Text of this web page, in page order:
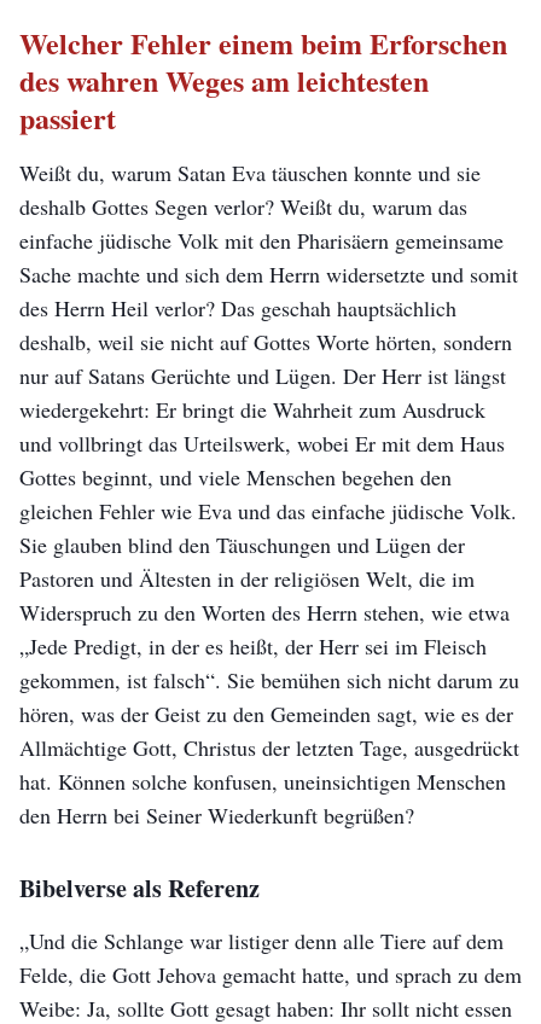
Welcher Fehler einem beim Erforschen
des wahren Weges am leichtesten
passiert
Weißt du, warum Satan Eva täuschen konnte und sie
deshalb Gottes Segen verlor? Weißt du, warum das
einfache jüdische Volk mit den Pharisäern gemeinsame
Sache machte und sich dem Herrn widersetzte und somit
des Herrn Heil verlor? Das geschah hauptsächlich
deshalb, weil sie nicht auf Gottes Worte hörten, sondern
nur auf Satans Gerüchte und Lügen. Der Herr ist längst
wiedergekehrt: Er bringt die Wahrheit zum Ausdruck
und vollbringt das Urteilswerk, wobei Er mit dem Haus
Gottes beginnt, und viele Menschen begehen den
gleichen Fehler wie Eva und das einfache jüdische Volk.
Sie glauben blind den Täuschungen und Lügen der
Pastoren und Ältesten in der religiösen Welt, die im
Widerspruch zu den Worten des Herrn stehen, wie etwa
„Jede Predigt, in der es heißt, der Herr sei im Fleisch
gekommen, ist falsch“. Sie bemühen sich nicht darum zu
hören, was der Geist zu den Gemeinden sagt, wie es der
Allmächtige Gott, Christus der letzten Tage, ausgedrückt
hat. Können solche konfusen, uneinsichtigen Menschen
den Herrn bei Seiner Wiederkunft begrüßen?
Bibelverse als Referenz
„Und die Schlange war listiger denn alle Tiere auf dem
Felde, die Gott Jehova gemacht hatte, und sprach zu dem
Weibe: Ja, sollte Gott gesagt haben: Ihr sollt nicht essen